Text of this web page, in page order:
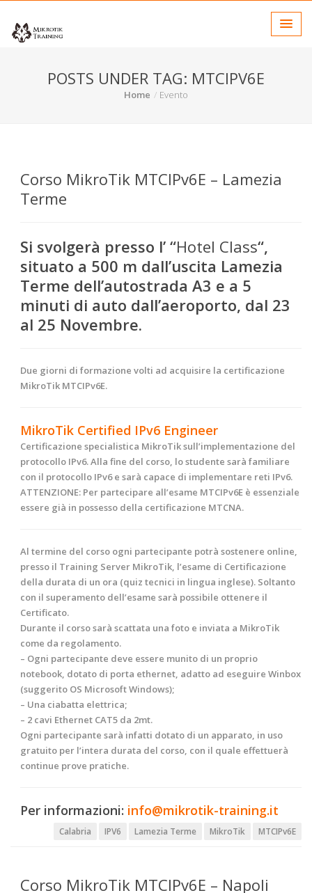
POSTS UNDER TAG: MTCIPV6E
Home Evento
Corso MikroTik MTCIPv6E – Lamezia
Terme
Si svolgerà presso l’ “Hotel Class“,
situato a 500 m dall’uscita Lamezia
Terme dell’autostrada A3 e a 5
minuti di auto dall’aeroporto, dal 23
al 25 Novembre.
Due giorni di formazione volti ad acquisire la certificazione
MikroTik MTCIPv6E.
MikroTik Certified IPv6 Engineer
Certificazione specialistica MikroTik sull’implementazione del
protocollo IPv6. Alla fine del corso, lo studente sarà familiare
con il protocollo IPv6 e sarà capace di implementare reti IPv6.
ATTENZIONE: Per partecipare all’esame MTCIPv6E è essenziale
essere già in possesso della certificazione MTCNA.
Al termine del corso ogni partecipante potrà sostenere online,
presso il Training Server MikroTik, l’esame di Certificazione
della durata di un ora (quiz tecnici in lingua inglese). Soltanto
con il superamento dell’esame sarà possibile ottenere il
Certificato.
Durante il corso sarà scattata una foto e inviata a MikroTik
come da regolamento.
– Ogni partecipante deve essere munito di un proprio
notebook, dotato di porta ethernet, adatto ad eseguire Winbox
(suggerito OS Microsoft Windows);
– Una ciabatta elettrica;
– 2 cavi Ethernet CAT5 da 2mt.
Ogni partecipante sarà infatti dotato di un apparato, in uso
gratuito per l’intera durata del corso, con il quale effettuerà
continue prove pratiche.
Per informazioni: info@mikrotik-training.it
Calabria IPV6 Lamezia Terme MikroTik MTCIPv6E
Corso MikroTik MTCIPv6E – Napoli